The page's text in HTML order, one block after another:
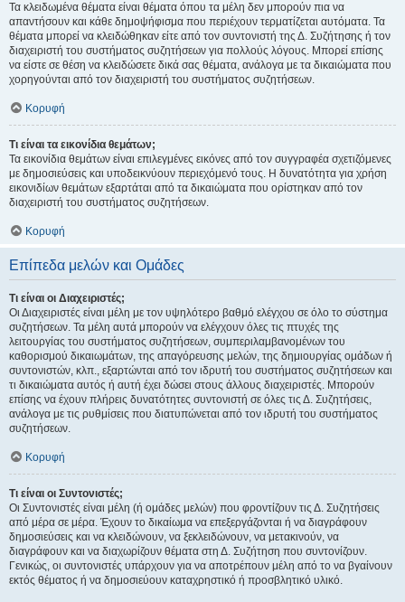
Τα κλειδωμένα θέματα είναι θέματα όπου τα μέλη δεν μπορούν πια να
απαντήσουν και κάθε δημοψήφισμα που περιέχουν τερματίζεται αυτόματα. Τα
θέματα μπορεί να κλειδώθηκαν είτε από τον συντονιστή της Δ. Συζήτησης ή τον
διαχειριστή του συστήματος συζητήσεων για πολλούς λόγους. Μπορεί επίσης
να είστε σε θέση να κλειδώσετε δικά σας θέματα, ανάλογα με τα δικαιώματα που
χορηγούνται από τον διαχειριστή του συστήματος συζητήσεων.
Κορυφή
Τι είναι τα εικονίδια θεμάτων;
Τα εικονίδια θεμάτων είναι επιλεγμένες εικόνες από τον συγγραφέα σχετιζόμενες
με δημοσιεύσεις και υποδεικνύουν περιεχόμενό τους. Η δυνατότητα για χρήση
εικονιδίων θεμάτων εξαρτάται από τα δικαιώματα που ορίστηκαν από τον
διαχειριστή του συστήματος συζητήσεων.
Κορυφή
Επίπεδα μελών και Ομάδες
Τι είναι οι Διαχειριστές;
Οι Διαχειριστές είναι μέλη με τον υψηλότερο βαθμό ελέγχου σε όλο το σύστημα
συζητήσεων. Τα μέλη αυτά μπορούν να ελέγχουν όλες τις πτυχές της
λειτουργίας του συστήματος συζητήσεων, συμπεριλαμβανομένων του
καθορισμού δικαιωμάτων, της απαγόρευσης μελών, της δημιουργίας ομάδων ή
συντονιστών, κλπ., εξαρτώνται από τον ιδρυτή του συστήματος συζητήσεων και
τι δικαιώματα αυτός ή αυτή έχει δώσει στους άλλους διαχειριστές. Μπορούν
επίσης να έχουν πλήρεις δυνατότητες συντονιστή σε όλες τις Δ. Συζητήσεις,
ανάλογα με τις ρυθμίσεις που διατυπώνεται από τον ιδρυτή του συστήματος
συζητήσεων.
Κορυφή
Τι είναι οι Συντονιστές;
Οι Συντονιστές είναι μέλη (ή ομάδες μελών) που φροντίζουν τις Δ. Συζητήσεις
από μέρα σε μέρα. Έχουν το δικαίωμα να επεξεργάζονται ή να διαγράφουν
δημοσιεύσεις και να κλειδώνουν, να ξεκλειδώνουν, να μετακινούν, να
διαγράφουν και να διαχωρίζουν θέματα στη Δ. Συζήτηση που συντονίζουν.
Γενικώς, οι συντονιστές υπάρχουν για να αποτρέπουν μέλη από το να βγαίνουν
εκτός θέματος ή να δημοσιεύουν καταχρηστικό ή προσβλητικό υλικό.